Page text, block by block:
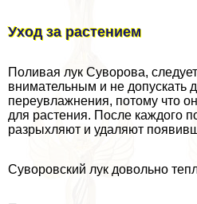
Уход за растением
Поливая лук Суворова,
внимательным и не допускать
переувлажнения, потому что
для растения. После каждого
разрыхляют и удаляют
Суворовский лук довольно